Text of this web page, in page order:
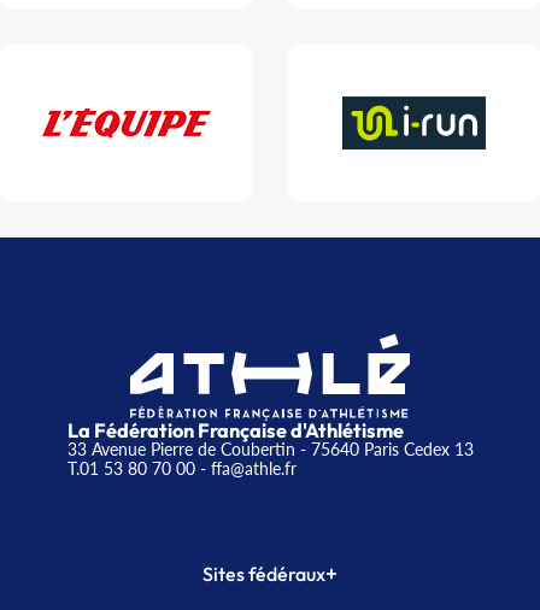
La Fédération Française d'Athlétisme
33 Avenue Pierre de Coubertin - 75640 Paris Cedex 13
T.01 53 80 70 00- ffa@athle.fr
Sites fédéraux+